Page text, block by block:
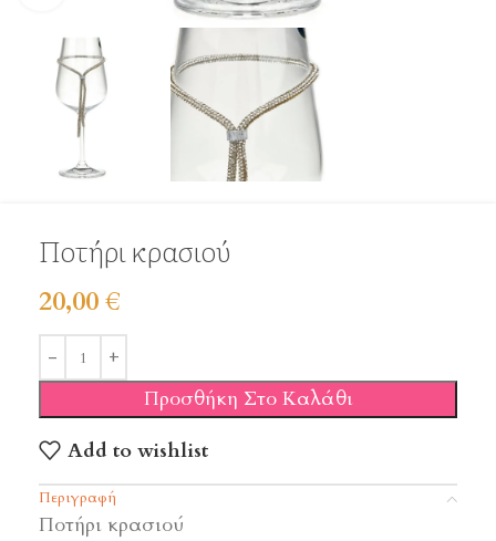
Ποτήρι κρασιού
20,00€
Προσθήκη Στο Καλάθι
Add to wishlist
Περιγραφή
Ποτήρι κρασιού